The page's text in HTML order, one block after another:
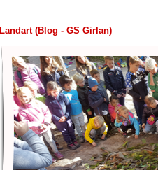
Landart (Blog - GS Girlan)